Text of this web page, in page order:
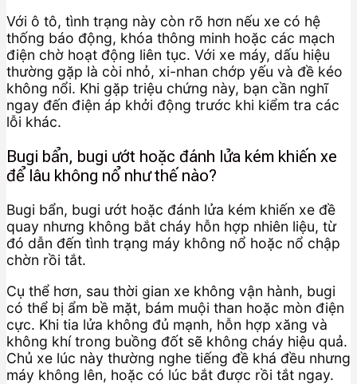
Với ô tô, tình trạng này còn rõ hơn nếu xe có hệ
thống báo động, khóa thông minh hoặc các mạch
điện chờ hoạt động liên tục. Với xe máy, dấu hiệu
thường gặp là còi nhỏ, xi-nhan chớp yếu và đề kéo
không nổi. Khi gặp triệu chứng này, bạn cần nghĩ
ngay đến điện áp khởi động trước khi kiểm tra các
lỗi khác.
Bugi bẩn, bugi ướt hoặc đánh lửa kém khiến xe
để lâu không nổ như thế nào?
Bugi bẩn, bugi ướt hoặc đánh lửa kém khiến xe đề
quay nhưng không bắt cháy hỗn hợp nhiên liệu, từ
đó dẫn đến tình trạng máy không nổ hoặc nổ chập
chờn rồi tắt.
Cụ thể hơn, sau thời gian xe không vận hành, bugi
có thể bị ẩm bề mặt, bám muội than hoặc mòn điện
cực. Khi tia lửa không đủ mạnh, hỗn hợp xăng và
không khí trong buồng đốt sẽ không cháy hiệu quả.
Chủ xe lúc này thường nghe tiếng đề khá đều nhưng
máy không lên, hoặc có lúc bắt được rồi tắt ngay.